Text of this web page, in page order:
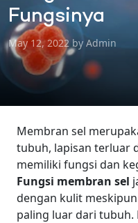
Fungsinya
May 12, 2022 by Admin
Membran sel
tubuh, lapisan terluar
memiliki fungsi dan
Fungsi membran sel
dengan kulit
paling luar dari